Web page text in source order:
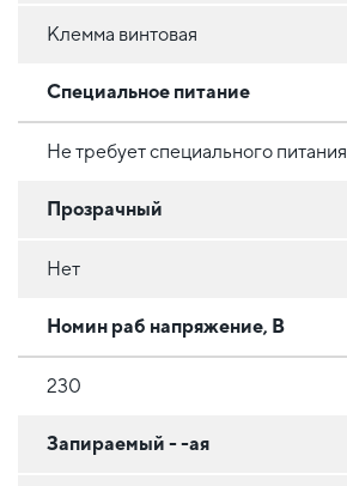
Клемма винтовая
Специальное питание
Не требует специального питания
Прозрачный
Нет
Номин раб напряжение, В
230
Запираемый - -ая